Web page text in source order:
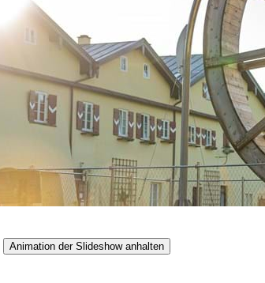
Animation der Slideshow anhalten